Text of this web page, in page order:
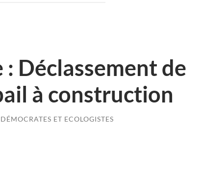
Déclassement de
à construction
ET ECOLOGISTES